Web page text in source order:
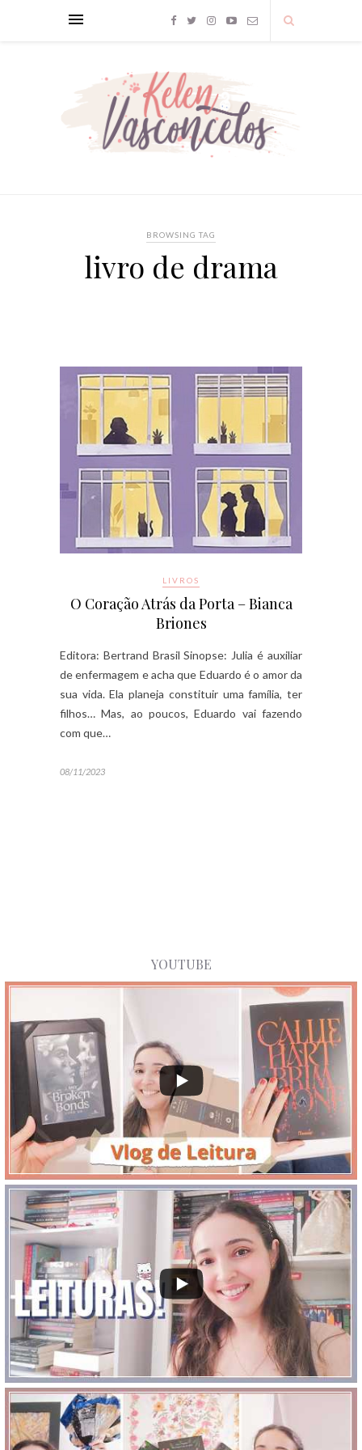
BROWSING TAG
livro de drama
LIVROS
O Coração Atrás da Porta – Bianca
Briones
Editora: Bertrand Brasil Sinopse: Julia é auxiliar
de enfermagem e acha que Eduardo é o amor da
sua vida. Ela planeja constituir uma família, ter
filhos… Mas, ao poucos, Eduardo vai fazendo
com que…
08/11/2023
YOUTUBE